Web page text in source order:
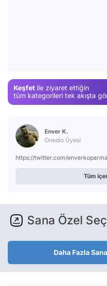
Keşfet ile ziyaret ettiğin
tüm kategorileri tek akışta
Enver K.
Onedio Üyesi
https://twitter.com/
Tüm
Sana Özel
Daha Fazla